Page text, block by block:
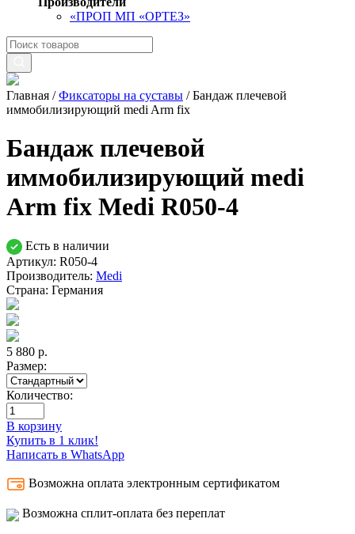
«ПРОП МП «ОРТЕЗ»
Главная /Фиксаторы на суставы /Бандаж плечевой
иммобилизирующий medi Arm fix
Бандаж плечевой
иммобилизирующий medi
Arm fix Medi R050-4
Есть в наличии
Артикул: R050-4
Производитель: Medi
Страна: Германия
5 880 р.
Размер:
Количество:
В корзину
Купить в 1 клик!
Написать в WhatsApp
Возможна оплата электронным сертификатом
Возможна сплит-оплата без переплат